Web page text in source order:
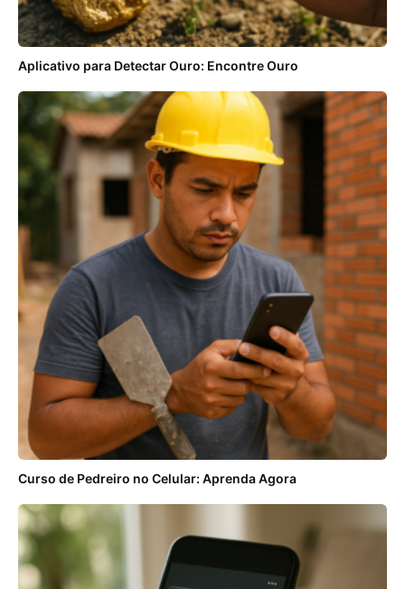
Aplicativo para Detectar Ouro: Encontre Ouro
Curso de Pedreiro no Celular: Aprenda Agora